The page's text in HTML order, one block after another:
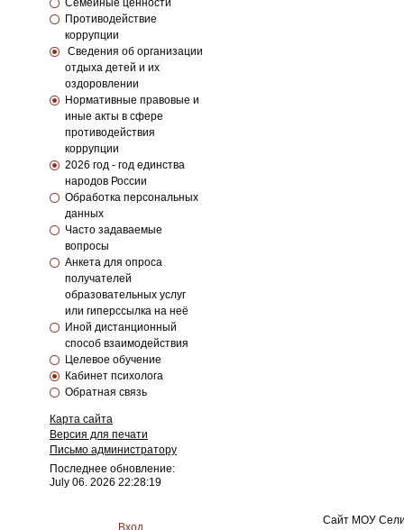
Семейные ценности
Противодействие
коррупции
Сведения об организации
отдыха детей и их
оздоровлении
Нормативные правовые и
иные акты в сфере
противодействия
коррупции
2026 год - год единства
народов России
Обработка персональных
данных
Часто задаваемые
вопросы
Анкета для опроса
получателей
образовательных услуг
или гиперссылка на неё
Иной дистанционный
способ взаимодействия
Целевое обучение
Кабинет психолога
Обратная связь
Карта сайта
Версия для печати
Письмо администратору
Последнее обновление:
July 06. 2026 22:28:19
Вход
Сайт МОУ